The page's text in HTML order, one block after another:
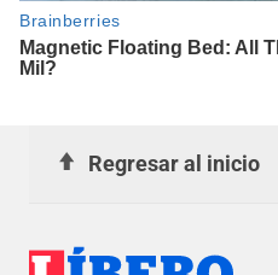
Regresar al inicio